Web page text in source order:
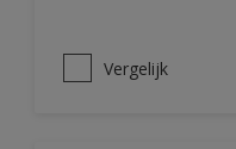
Vergelijk